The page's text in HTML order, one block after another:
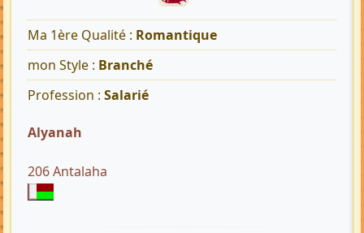
Ma 1ère Qualité : Romantique
mon Style : Branché
Profession : Salarié
Alyanah
206 Antalaha